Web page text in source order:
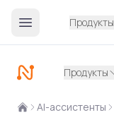
Продукты
Продукты
AI-ассистенты